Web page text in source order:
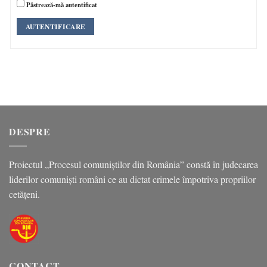
Păstrează-mă autentificat
AUTENTIFICARE
DESPRE
Proiectul „Procesul comuniștilor din România” constă în judecarea
liderilor comuniști români ce au dictat crimele împotriva propriilor
cetățeni.